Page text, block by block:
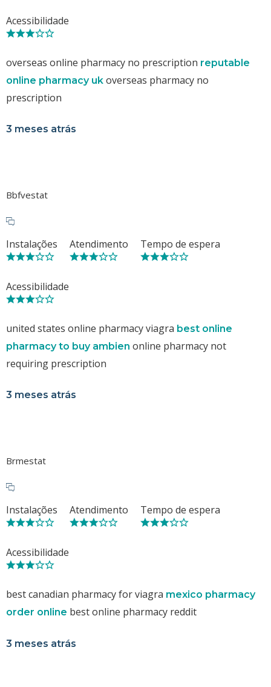
Acessibilidade
overseas online pharmacy no prescription reputable
online pharmacy uk overseas pharmacy no
prescription
3 meses atrás
Bbfvestat
Instalações Atendimento Tempo de espera
Acessibilidade
united states online pharmacy viagra best online
pharmacy to buy ambien online pharmacy not
requiring prescription
3 meses atrás
Brmestat
Instalações Atendimento Tempo de espera
Acessibilidade
best canadian pharmacy for viagra mexico pharmacy
order online best online pharmacy reddit
3 meses atrás